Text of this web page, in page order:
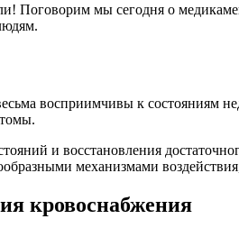
Поговорим мы сегодня о
восприимчивы к состояниям
и восстановления
механизмами
кровоснабжения